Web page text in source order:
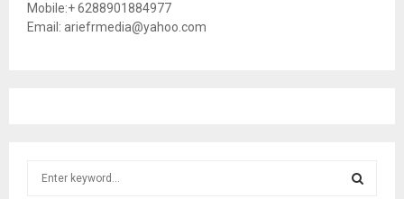
Mobile:+ 6288901884977
Email: ariefrmedia@yahoo.com